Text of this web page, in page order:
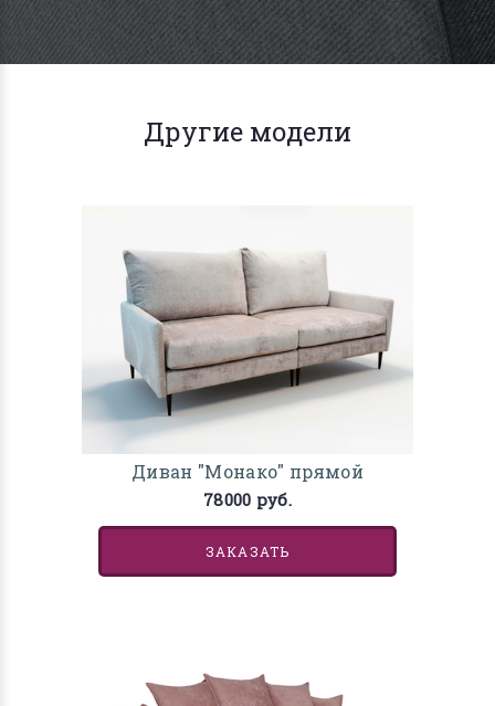
Другие модели
Диван "Монако" прямой
78000 руб.
ЗАКАЗАТЬ